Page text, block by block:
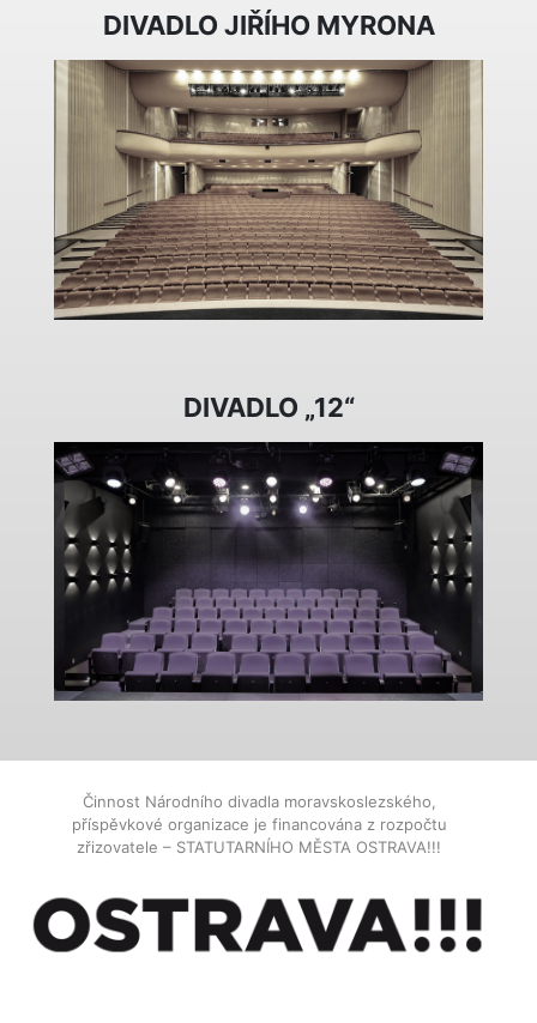
DIVADLO JIŘÍHO MYRONA
DIVADLO „12“
Činnost Národního divadla moravskoslezského,
příspěvkové organizace je financována z rozpočtu
zřizovatele – STATUTARNÍHO MĚSTA OSTRAVA!!!